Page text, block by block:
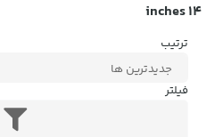
14 inches
ترتیب
فیلتر